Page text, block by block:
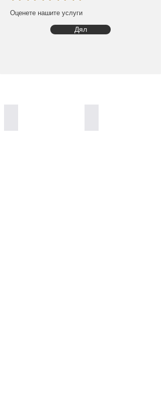
Оценете нашите услуги
Дял